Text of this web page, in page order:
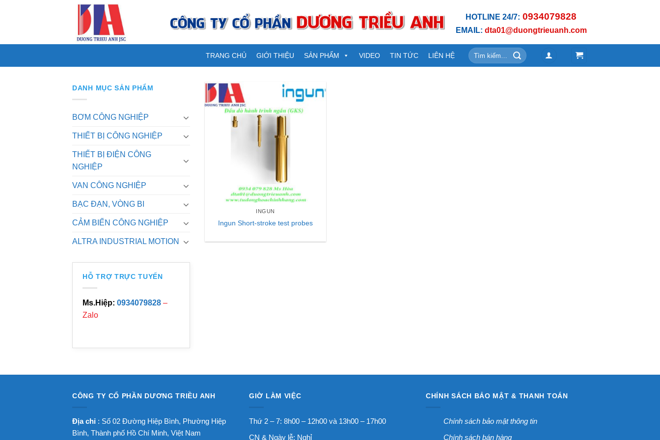
HOTLINE 24/7: 0934079828
EMAIL: dta01@duongtrieuanh.com
TRANG CHỦ GIỚI THIỆU SẢN PHẨM VIDEO TIN TỨC LIÊN HỆ
Tìm
kiếm:
DANH MỤC SẢN PHẨM
BƠM CÔNG NGHIỆP
THIẾT BỊ CÔNG NGHIỆP
THIẾT BỊ ĐIỆN CÔNG
NGHIỆP
VAN CÔNG NGHIỆP
BẠC ĐẠN, VÒNG BI
CẢM BIẾN CÔNG NGHIỆP
ALTRA INDUSTRIAL MOTION
HỖ TRỢ TRỰC TUYẾN
Ms.Hiệp: 0934079828 –
Zalo
INGUN
Ingun Short-stroke test probes
CÔNG TY CỔ PHẦN DƯƠNG TRIỀU ANH
Địa chỉ : Số 02 Đường Hiệp Bình, Phường Hiệp
Bình, Thành phố Hồ Chí Minh, Việt Nam
GIỜ LÀM VIỆC
Thứ 2 – 7: 8h00 – 12h00 và 13h00 – 17h00
CN & Ngày lễ: Nghỉ
CHÍNH SÁCH BẢO MẬT & THANH TOÁN
Chính sách bảo mật thông tin
Chính sách bán hàng